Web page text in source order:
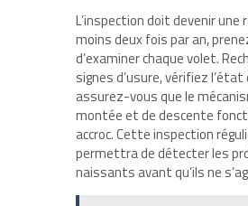
L’inspection doit devenir une
moins deux fois par an,
d’examiner chaque volet.
signes d’usure, vérifiez
assurez-vous que le
montée et de descente
accroc. Cette inspection
permettra de détecter les
naissants avant qu’ils ne